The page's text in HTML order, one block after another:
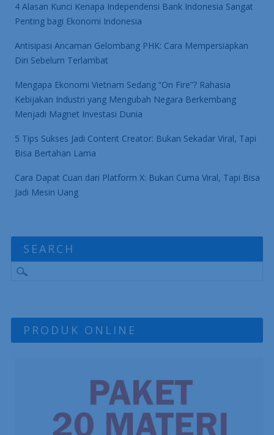
4 Alasan Kunci Kenapa Independensi Bank Indonesia Sangat
Penting bagi Ekonomi Indonesia
Antisipasi Ancaman Gelombang PHK: Cara Mempersiapkan
Diri Sebelum Terlambat
Mengapa Ekonomi Vietnam Sedang “On Fire”? Rahasia
Kebijakan Industri yang Mengubah Negara Berkembang
Menjadi Magnet Investasi Dunia
5 Tips Sukses Jadi Content Creator: Bukan Sekadar Viral, Tapi
Bisa Bertahan Lama
Cara Dapat Cuan dari Platform X: Bukan Cuma Viral, Tapi Bisa
Jadi Mesin Uang
SEARCH
PRODUK ONLINE